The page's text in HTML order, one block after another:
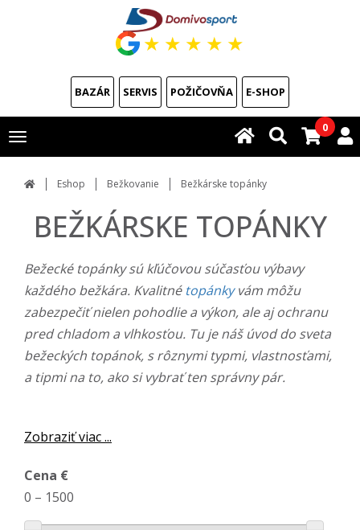
★ ★ ★ ★ ★
BAZÁR SERVIS POŽIČOVŇA E-SHOP
Toggle
navigation
0
Eshop Bežkovanie Bežkárske topánky
BEŽKÁRSKE TOPÁNKY
Bežecké topánky sú kľúčovou súčasťou výbavy
každého bežkára. Kvalitné topánkyvám môžu
zabezpečiť nielen pohodlie a výkon, ale aj ochranu
pred chladom a vlhkosťou. Tu je náš úvod do sveta
bežeckých topánok, s rôznymi typmi, vlastnosťami,
a tipmi na to, ako si vybrať ten správny pár.
Zobraziť viac ...
Cena €
0 – 1500